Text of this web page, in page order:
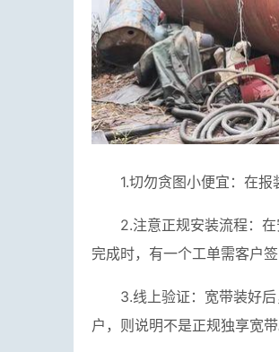
1.切勿贪图小便宜：在
2.注意正规安装流程：
完成时，有一个工单需客户
3.线上验证：宽带装好
户，则说明不是正规独享宽带